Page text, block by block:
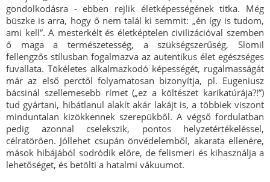
gondolkodásra - ebben rejlik életképességének titka. Még
büszke is arra, hogy ő nem talál ki semmit: „én így is tudom,
ami kell”. A mesterkélt és életképtelen civilizációval szemben
ő maga a természetesség, a szükségszerűség, Slomil
fellengzős stílusban fogalmazva az autentikus élet egészséges
fuvallata. Tökéletes alkalmazkodó képességét, rugalmasságát
már az első perctől folyamatosan bizonyítja, pl. Eugeniusz
bácsinál szellemesebb rímet („ez a költészet karikatúrája?!”)
tud gyártani, hibátlanul alakít akár lakájt is, a többiek viszont
minduntalan kizökkennek szerepükből. A végső fordulatban
pedig azonnal cselekszik, pontos helyzetértékeléssel,
célratörően. Jóllehet csupán önvédelemből, akarata ellenére,
mások hibájából sodródik előre, de felismeri és kihasználja a
lehetőséget, és betölti a hatalmi vákuumot.